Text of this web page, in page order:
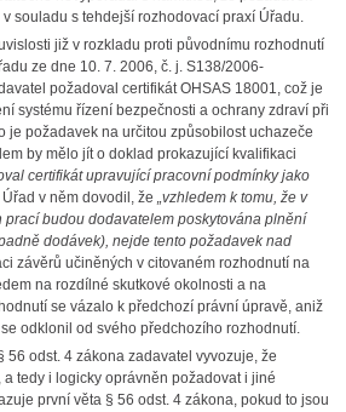
v souladu s tehdejší rozhodovací praxí Úřadu.
již v rozkladu proti původnímu rozhodnutí
ze dne 10. 7. 2006, č. j. S138/2006-
požadoval certifikát OHSAS 18001, což je
systému řízení bezpečnosti a ochrany zdraví při
je požadavek na určitou způsobilost uchazeče
by mělo jít o doklad prokazující kvalifikaci
certifikát upravující pracovní podmínky jako
Úřad v něm dovodil, že „vzhledem k tomu, že v
budou dodavatelem poskytována plnění
dodávek), nejde tento požadavek nad
závěrů učiněných v citovaném rozhodnutí na
na rozdílné skutkové okolnosti a na
se vázalo k předchozí právní úpravě, aniž
odklonil od svého předchozího rozhodnutí.
56 odst. 4 zákona zadavatel vyvozuje, že
a tedy i logicky oprávněn požadovat i jiné
první věta § 56 odst. 4 zákona, pokud to jsou